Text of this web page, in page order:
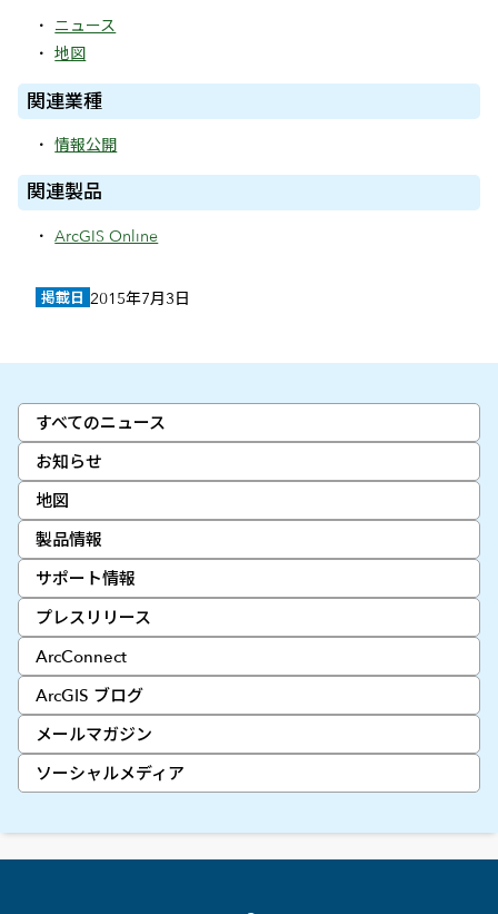
すべてのニュース
お知らせ
地図
製品情報
サポート情報
プレスリリース
ArcConnect
ArcGIS ブログ
メールマガジン
ソーシャルメディア
ニュース
地図
関連業種
情報公開
関連製品
ArcGIS Online
掲載日 2015年7月3日